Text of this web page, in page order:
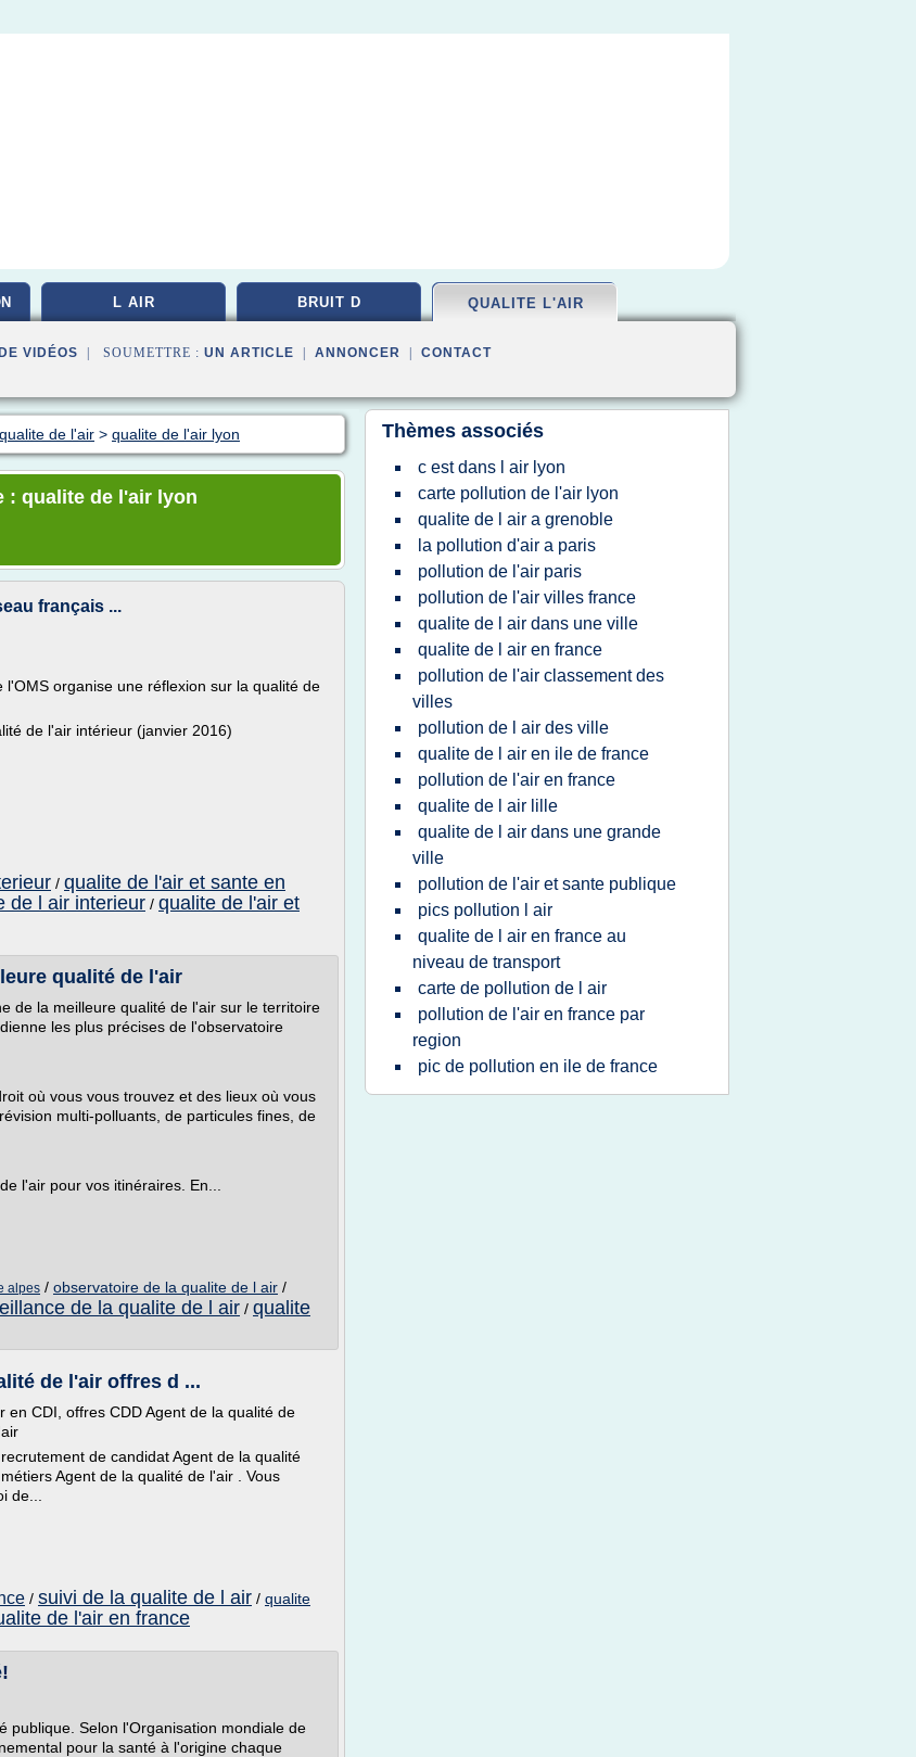
L AIR BRUIT D QUALITE L'AIR
VIDÉOS | SOUMETTRE : UN ARTICLE ANNONCER CONTACT
qualite de l'air > qualite de l'air lyon
: qualite de l'air lyon
français ...
organise une réflexion sur la qualité de
de l'air intérieur (janvier 2016)
/ qualite de l'air et sante en
de l air interieur / qualite de l'air et
qualité de l'air
de la meilleure qualité de l'air sur le territoire
les plus précises de l'observatoire
où vous vous trouvez et des lieux où vous
multi-polluants, de particules fines, de
l'air pour vos itinéraires. En...
alpes / observatoire de la qualite de l air /
de la qualite de l air / qualite
de l'air offres d ...
CDI, offres CDD Agent de la qualité de
de candidat Agent de la qualité
Agent de la qualité de l'air . Vous
de...
/ suivi de la qualite de l air / qualite
de l'air en france
publique. Selon l'Organisation mondiale de
pour la santé à l'origine chaque
Thèmes associés
c est dans l air lyon
carte pollution de l'air lyon
qualite de l air a grenoble
la pollution d'air a paris
pollution de l'air paris
pollution de l'air villes france
qualite de l air dans une ville
qualite de l air en france
pollution de l'air classement des
villes
pollution de l air des ville
qualite de l air en ile de france
pollution de l'air en france
qualite de l air lille
qualite de l air dans une grande
ville
pollution de l'air et sante publique
pics pollution l air
qualite de l air en france au
niveau de transport
carte de pollution de l air
pollution de l'air en france par
region
pic de pollution en ile de france